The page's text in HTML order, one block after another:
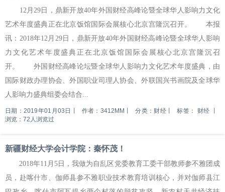
12月29日，鼎新开放40年外国财经高峰论暨全球华人影响力文化
艺术年度盛典正在北京饭馆国际会展核心北京宫隆沉召开。 本报
讯：2018年12月29日，鼎新开放40年外国财经高峰论暨全球华人影响
力文化艺术年度盛典正在北京饭馆国际会展核心北京宫隆沉召
开。 外国财经高峰论坛暨全球华人影响力文化艺术年度盛典，由
国际财政办理协会、外国职业司理人协会、外联国兴书画院及全球华
人影响力盛典组委会结合...
日期：2019年01月03日 作者：3412MM 分类：财经 标签： 财经
浏览：72人浏览过
新疆财经大学会计学院：秦怀茂！
2018年11月5日，我做为自乱区党委教育工委干部教师参不雅团成
员，赴喀什市、伽师县参不雅职业技术教育培训核心，并对伽师县江